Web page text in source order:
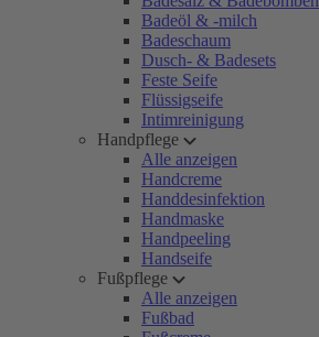
Badeöl & -milch
Badeschaum
Dusch- & Badesets
Feste Seife
Flüssigseife
Intimreinigung
Handpflege
Alle anzeigen
Handcreme
Handdesinfektion
Handmaske
Handpeeling
Handseife
Fußpflege
Alle anzeigen
Fußbad